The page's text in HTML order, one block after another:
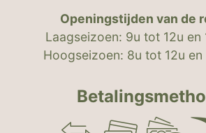
Openingstijden van de
Laagseizoen: 9u tot 12u en
Hoogseizoen: 8u tot 12u en